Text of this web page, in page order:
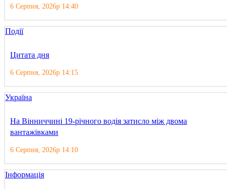
6 Серпня, 2026р 14:40
Події
Цитата дня
6 Серпня, 2026р 14:15
Україна
На Вінниччині 19-річного водія затисло між двома
вантажівками
6 Серпня, 2026р 14:10
Інформація